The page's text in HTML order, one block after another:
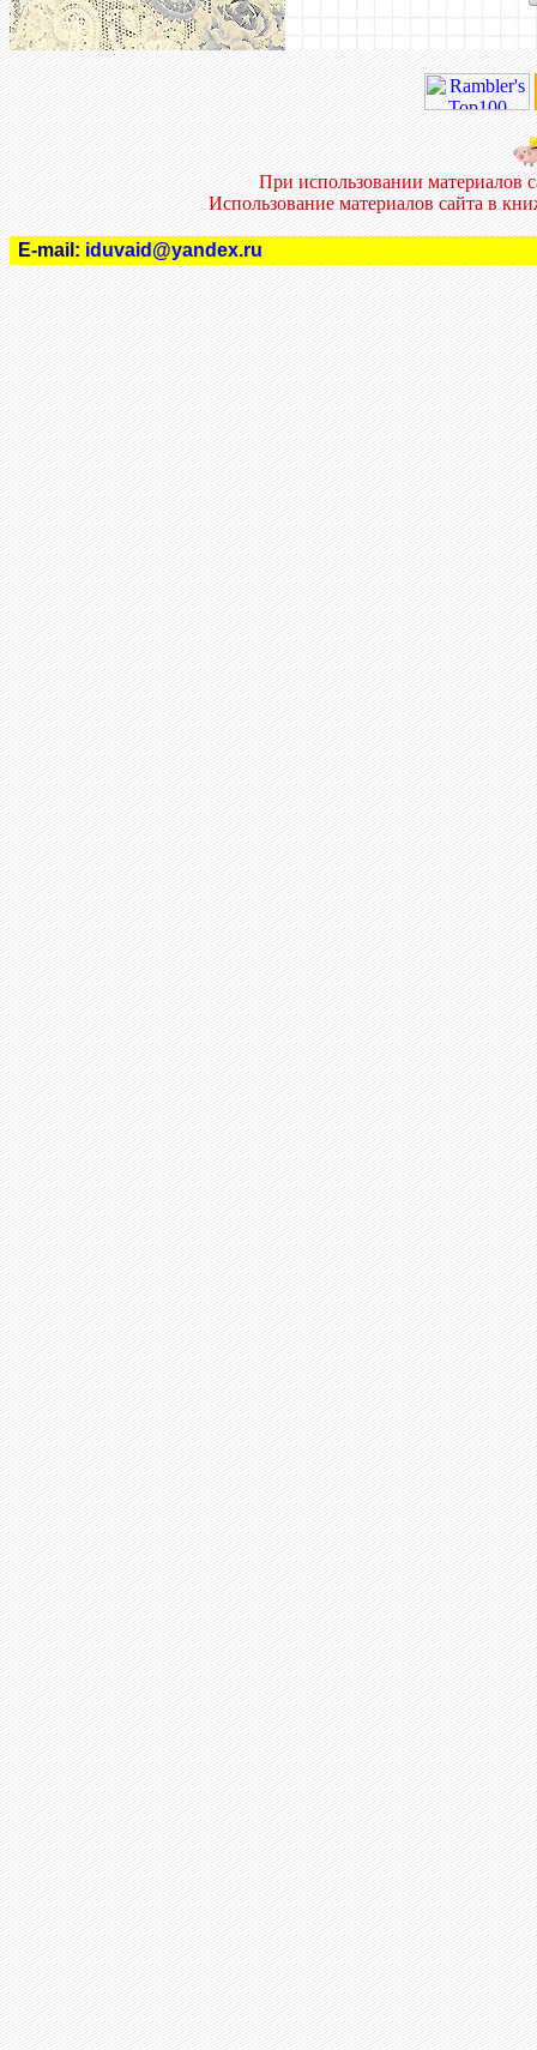
При использовании материалов
Использование материалов сайта в
E-mail: iduvaid@yandex.ru